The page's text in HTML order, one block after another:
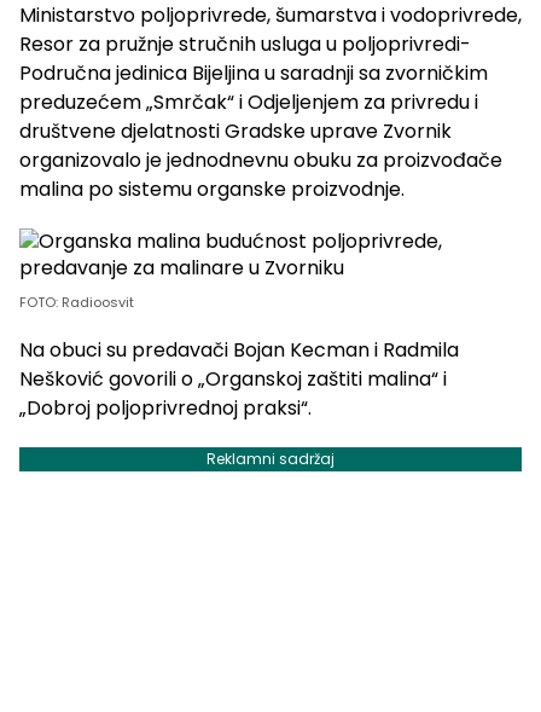
Ministarstvo poljoprivrede, šumarstva i vodoprivrede,
Resor za pružnje stručnih usluga u poljoprivredi-
Područna jedinica Bijeljina u saradnji sa zvorničkim
preduzećem „Smrčak“ i Odjeljenjem za privredu i
društvene djelatnosti Gradske uprave Zvornik
organizovalo je jednodnevnu obuku za proizvođače
malina po sistemu organske proizvodnje.
FOTO: Radioosvit
Na obuci su predavači Bojan Kecman i Radmila
Nešković govorili o „Organskoj zaštiti malina“ i
„Dobroj poljoprivrednoj praksi“.
Reklamni sadržaj